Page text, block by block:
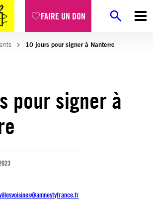
FAIRE UN DON
10 jours pour signer à Nanterre
pour signer à